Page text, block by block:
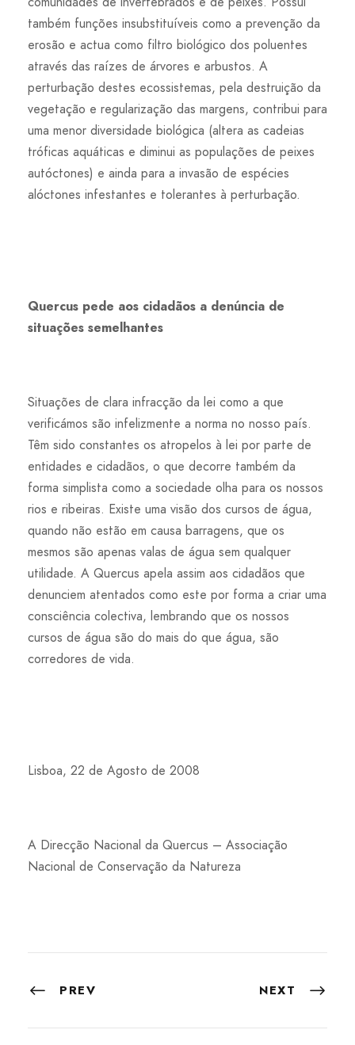
também funções insubstituíveis como a prevenção da
erosão e actua como filtro biológico dos poluentes
através das raízes de árvores e arbustos. A
perturbação destes ecossistemas, pela destruição da
vegetação e regularização das margens, contribui para
uma menor diversidade biológica (altera as cadeias
tróficas aquáticas e diminui as populações de peixes
autóctones) e ainda para a invasão de espécies
alóctones infestantes e tolerantes à perturbação.
Quercus pede aos cidadãos a denúncia de
situações semelhantes
Situações de clara infracção da lei como a que
verificámos são infelizmente a norma no nosso país.
Têm sido constantes os atropelos à lei por parte de
entidades e cidadãos, o que decorre também da
forma simplista como a sociedade olha para os nossos
rios e ribeiras. Existe uma visão dos cursos de água,
quando não estão em causa barragens, que os
mesmos são apenas valas de água sem qualquer
utilidade. A Quercus apela assim aos cidadãos que
denunciem atentados como este por forma a criar uma
consciência colectiva, lembrando que os nossos
cursos de água são do mais do que água, são
corredores de vida.
Lisboa, 22 de Agosto de 2008
A Direcção Nacional da Quercus – Associação
Nacional de Conservação da Natureza
PREV NEXT